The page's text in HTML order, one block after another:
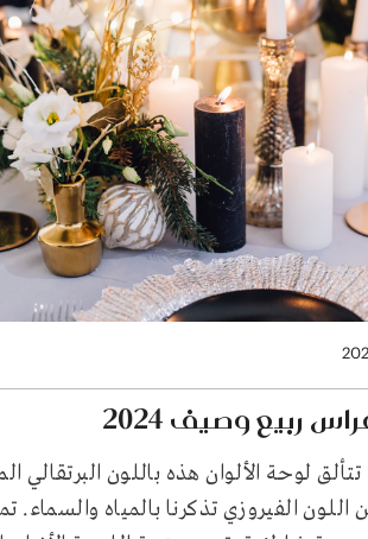
ربيع وصيف 2024
لوحة الألوان هذه باللون البرتقالي
الفيروزي تذكرنا بالمياه والسماء.